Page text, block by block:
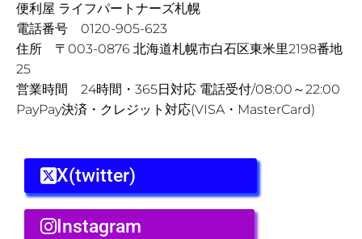
便利屋 ライフパートナーズ札幌
電話番号 0120-905-623
住所 〒003-0876 北海道札幌市白石区東米里2198番地
25
営業時間 24時間・365日対応 電話受付/08:00～22:00
PayPay決済・クレジット対応(VISA・MasterCard)
X(twitter)
Instagram